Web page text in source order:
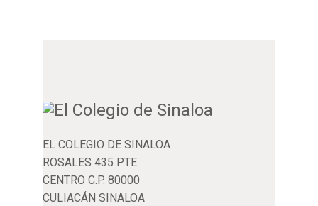
EL COLEGIO DE SINALOA
ROSALES 435 PTE.
CENTRO C.P. 80000
CULIACÁN SINALOA